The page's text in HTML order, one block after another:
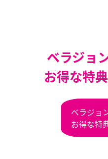
ベラジョ
お得な特
ベラジョ
お得な特